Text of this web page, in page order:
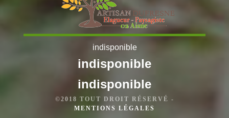
indisponible
indisponible
indisponible
©2018 TOUT DROIT RÉSERVÉ -
MENTIONS LÉGALES